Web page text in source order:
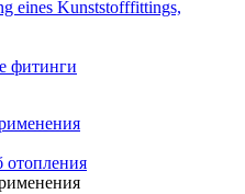
фитинги
отопления